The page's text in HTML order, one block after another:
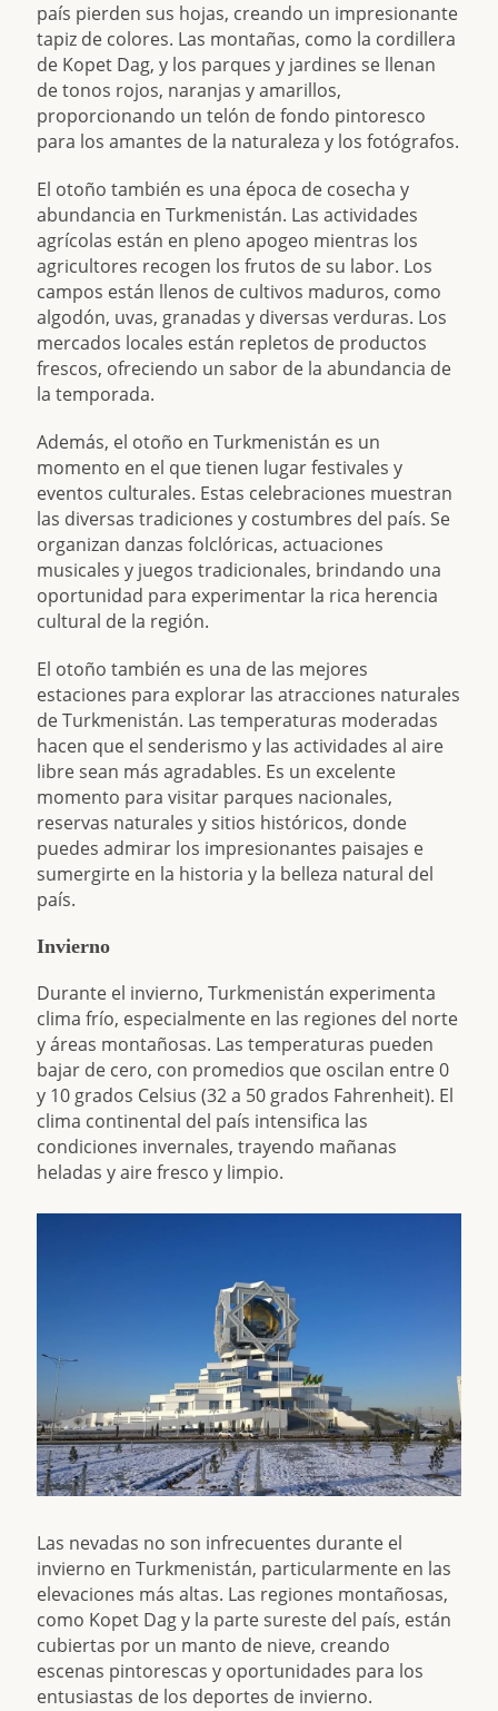
país pierden sus hojas, creando un impresionante
tapiz de colores. Las montañas, como la cordillera
de Kopet Dag, y los parques y jardines se llenan
de tonos rojos, naranjas y amarillos,
proporcionando un telón de fondo pintoresco
para los amantes de la naturaleza y los fotógrafos.
El otoño también es una época de cosecha y
abundancia en Turkmenistán. Las actividades
agrícolas están en pleno apogeo mientras los
agricultores recogen los frutos de su labor. Los
campos están llenos de cultivos maduros, como
algodón, uvas, granadas y diversas verduras. Los
mercados locales están repletos de productos
frescos, ofreciendo un sabor de la abundancia de
la temporada.
Además, el otoño en Turkmenistán es un
momento en el que tienen lugar festivales y
eventos culturales. Estas celebraciones muestran
las diversas tradiciones y costumbres del país. Se
organizan danzas folclóricas, actuaciones
musicales y juegos tradicionales, brindando una
oportunidad para experimentar la rica herencia
cultural de la región.
El otoño también es una de las mejores
estaciones para explorar las atracciones naturales
de Turkmenistán. Las temperaturas moderadas
hacen que el senderismo y las actividades al aire
libre sean más agradables. Es un excelente
momento para visitar parques nacionales,
reservas naturales y sitios históricos, donde
puedes admirar los impresionantes paisajes e
sumergirte en la historia y la belleza natural del
país.
Invierno
Durante el invierno, Turkmenistán experimenta
clima frío, especialmente en las regiones del norte
y áreas montañosas. Las temperaturas pueden
bajar de cero, con promedios que oscilan entre 0
y 10 grados Celsius (32 a 50 grados Fahrenheit). El
clima continental del país intensifica las
condiciones invernales, trayendo mañanas
heladas y aire fresco y limpio.
Las nevadas no son infrecuentes durante el
invierno en Turkmenistán, particularmente en las
elevaciones más altas. Las regiones montañosas,
como Kopet Dag y la parte sureste del país, están
cubiertas por un manto de nieve, creando
escenas pintorescas y oportunidades para los
entusiastas de los deportes de invierno.